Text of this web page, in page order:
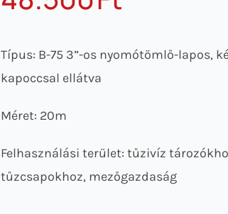
Típus: B-75 3”-os nyomótömlő-lapos,
kapoccsal ellátva
Méret: 20m
Felhasználási terület: tűzivíz
tűzcsapokhoz, mezőgazdaság